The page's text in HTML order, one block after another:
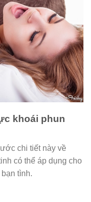
khoái phun
chi tiết này về
có thể áp dụng cho
tình.